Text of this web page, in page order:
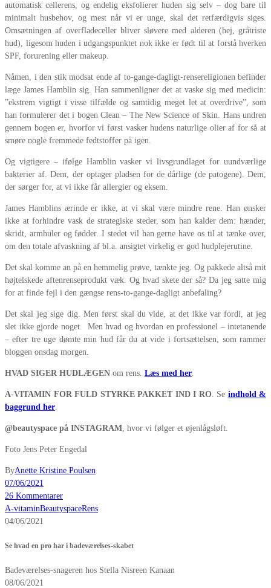
automatisk cellerens, og endelig eksfolierer huden sig selv – dog bare til
minimalt husbehov, og mest når vi er unge, skal det retfærdigvis siges.
Omsætningen af overfladeceller bliver sløvere med alderen (hej, gråtriste
hud), ligesom huden i udgangspunktet nok ikke er født til at forstå hverken
SPF, forurening eller makeup.
Nåmen, i den stik modsat ende af to-gange-dagligt-rensereligionen befinder
læge James Hamblin sig. Han sammenligner det at vaske sig med medicin:
”ekstrem vigtigt i visse tilfælde og samtidig meget let at overdrive”, som
han formulerer det i bogen Clean – The New Science of Skin. Hans undren
gennem bogen er, hvorfor vi først vasker hudens naturlige olier af for så at
smøre nogle fremmede fedtstoffer på igen.
Og vigtigere – ifølge Hamblin vasker vi livsgrundlaget for uundværlige
bakterier af. Dem, der optager pladsen for de dårlige (de patogene). Dem,
der sørger for, at vi ikke får allergier og eksem.
James Hamblins ærinde er ikke, at vi skal være mindre rene. Han ønsker
ikke at forhindre vask de strategiske steder, som han kalder dem: hænder,
skridt, armhuler og fødder. I stedet vil han gerne have os til at tænke over,
om den totale afvaskning af bl.a. ansigtet virkelig er god hudplejerutine.
Det skal komme an på en hemmelig prøve, tænkte jeg. Og pakkede altså mit
højtelskede aftenrenseprodukt væk. Og hvad skete der så? Da jeg satte mig
for at finde fejl i den gængse rens-to-gange-dagligt anbefaling?
Det skal jeg sige dig. Men først skal du vide, at det ikke var fordi, at jeg
slet ikke gjorde noget. Men hvad og hvordan en professionel – intetanende
– efter tre uge dømte min hud får du at vide i fortsættelsen, som rammer
bloggen onsdag morgen.
HVAD SIGER HUDLÆGEN om rens. Læs med her.
A-VITAMIN FOR FULD STYRKE PAKKET IND I RO. Se indhold &
baggrund her.
@beautyspace på INSTAGRAM, hvor vi følger et øjenlågsløft.
Foto Jens Peter Engedal
ByAnette Kristine Poulsen
07/06/2021
26 Kommentarer
A-vitaminBeautyspaceRens
04/06/2021
Se hvad en pro har i badeværelses-skabet
Badeværelses-snageren hos Stella Nisreen Kanaan
08/06/2021